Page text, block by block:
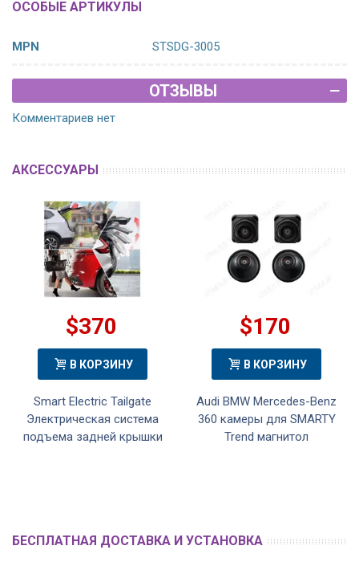
ОСОБЫЕ АРТИКУЛЫ
MPN STSDG-3005
ОТЗЫВЫ
Комментариев нет
АКСЕССУАРЫ
$370
В КОРЗИНУ
Smart Electric Tailgate
Электрическая система
подъема задней крышки
$170
В КОРЗИНУ
Audi BMW Mercedes-Benz
360 камеры для SMARTY
Trend магнитол
БЕСПЛАТНАЯ ДОСТАВКА И УСТАНОВКА